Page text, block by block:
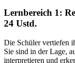
Lernbereich 1:
24 Ustd.
Die Schüler vertiefen
Sie sind in der Lage,
interpretieren und